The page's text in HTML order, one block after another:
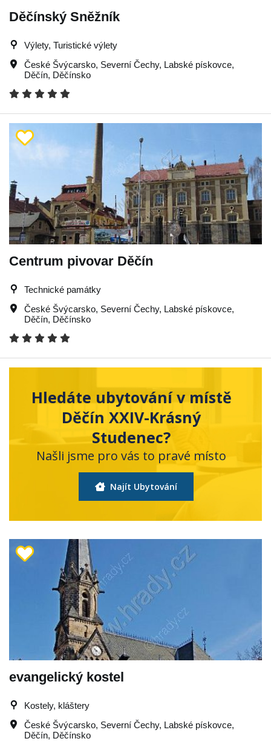
Děčínský Sněžník
Výlety, Turistické výlety
České Švýcarsko, Severní Čechy, Labské pískovce,
Děčín, Děčínsko
Centrum pivovar Děčín
Technické památky
České Švýcarsko, Severní Čechy, Labské pískovce,
Děčín, Děčínsko
Hledáte ubytování v místě
Děčín XXIV-Krásný
Studenec?
Našli jsme pro vás to pravé místo
Najít Ubytování
evangelický kostel
Kostely, kláštery
České Švýcarsko, Severní Čechy, Labské pískovce,
Děčín, Děčínsko